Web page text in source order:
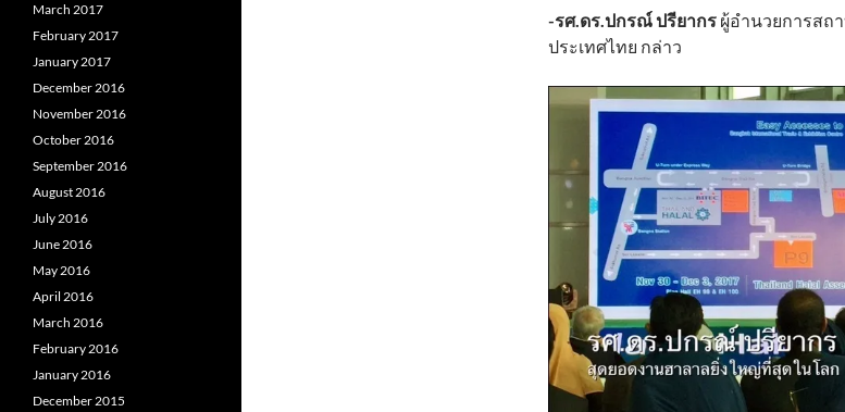
-รศ.ดร.ปกรณ์ ปรียากร ผู้อำนวยการสถ
ประเทศไทย กล่าว
March 2017
February 2017
January 2017
December 2016
November 2016
October 2016
September 2016
August 2016
July 2016
June 2016
May 2016
April 2016
March 2016
February 2016
January 2016
December 2015